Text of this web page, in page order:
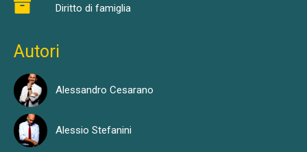
Diritto di famiglia
Autori
Alessandro Cesarano
Alessio Stefanini